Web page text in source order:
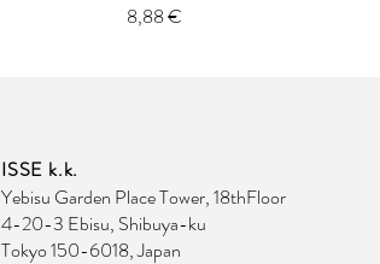
Prix
8,88 €
ISSE k.k.
Yebisu Garden Place Tower, 18thFloor
4-20-3 Ebisu, Shibuya-ku
Tokyo 150-6018, Japan